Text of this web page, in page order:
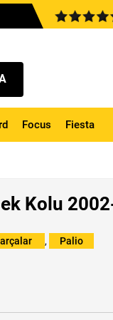
Focus Fiesta
Kolu
, Palio